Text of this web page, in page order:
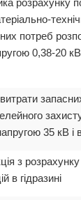
потреб
0,38-20
35 кВ і
з
в гідразині